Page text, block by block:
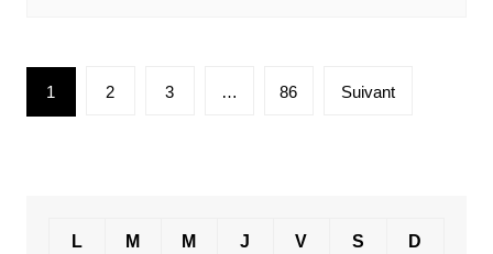
Pagination
des
1 2 3 … 86 Suivant
L M M J V S D